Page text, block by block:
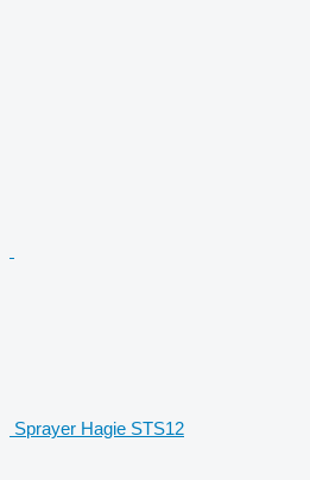
Sprayer Hagie STS12